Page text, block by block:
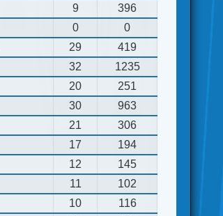
9
396
0
0
29
419
32
1235
20
251
30
963
21
306
17
194
12
145
11
102
10
116